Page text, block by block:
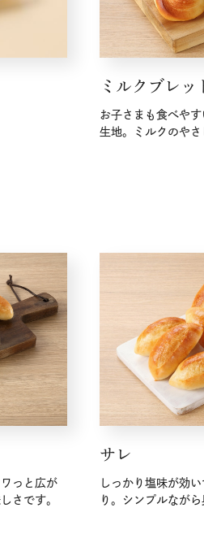
ミルクブレッ
お子さまも食べや
生地。ミルクのやさ
っと広が
さです。
サレ
しっかり塩味が効
り。シンプルながら